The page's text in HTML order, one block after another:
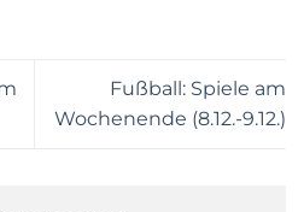
Fußball: Spiele am
Wochenende (8.12.-9.12.)